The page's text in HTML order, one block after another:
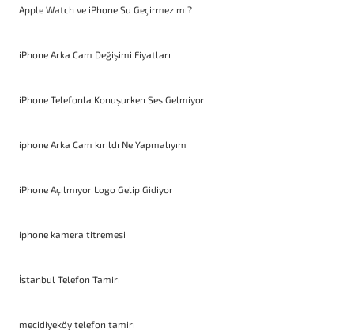
Apple Watch ve iPhone Su Geçirmez mi?
iPhone Arka Cam Değişimi Fiyatları
iPhone Telefonla Konuşurken Ses Gelmiyor
iphone Arka Cam kırıldı Ne Yapmalıyım
iPhone Açılmıyor Logo Gelip Gidiyor
iphone kamera titremesi
İstanbul Telefon Tamiri
mecidiyeköy telefon tamiri